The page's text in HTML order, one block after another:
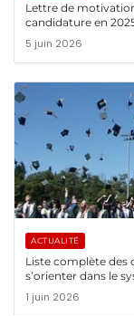
Lettre de
candidature en
5 juin 2026
ACTUALITÉ
Liste complète des
s’orienter dans le
1 juin 2026